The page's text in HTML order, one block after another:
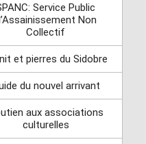
Service Public
Non
Collectif
et pierres du Sidobre
du nouvel arrivant
aux associations
culturelles